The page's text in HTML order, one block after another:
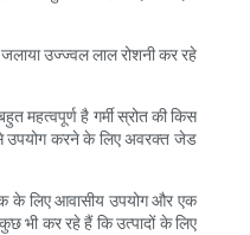
उज्ज्वल लाल रोशनी कर रहे
महत्वपूर्ण है गर्मी स्रोत की किस
उपयोग करने के लिए अवरक्त जेड
के लिए आवासीय उपयोग और एक
भी कर रहे हैं कि उत्पादों के लिए